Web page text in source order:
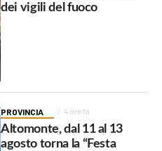
dei vigili del fuoco
PROVINCIA 4 ore fa
Altomonte, dal 11 al 13
agosto torna la “Festa